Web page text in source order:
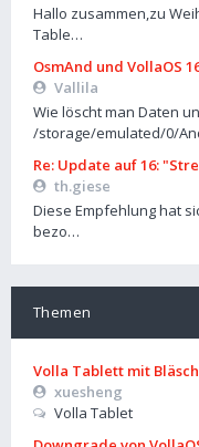
Hallo zusammen,zu
Table…
OsmAnd und VollaOS
Vallila
Wie löscht man Daten
/storage/emulated/0/
Re: Update auf 16:
th.giese
Diese Empfehlung hat
bezo…
Themen
Volla Tablett mit
xuesheng
Volla Tablet